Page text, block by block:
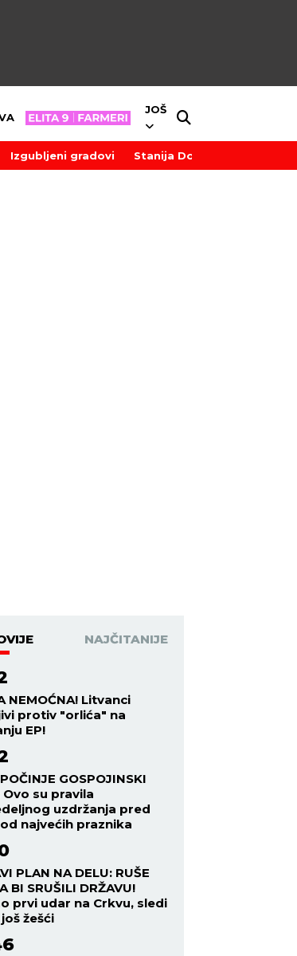
JOŠ
Izgubljeni gradovi Stanija Dobrojević
NAJČITANIJE
NEMOĆNA! Litvanci
protiv "orlića" na
EP!
GOSPOJINSKI
Ovo su pravila
uzdržanja pred
najvećih praznika
PLAN NA DELU: RUŠE
BI SRUŠILI DRŽAVU!
prvi udar na Crkvu, sledi
žešći